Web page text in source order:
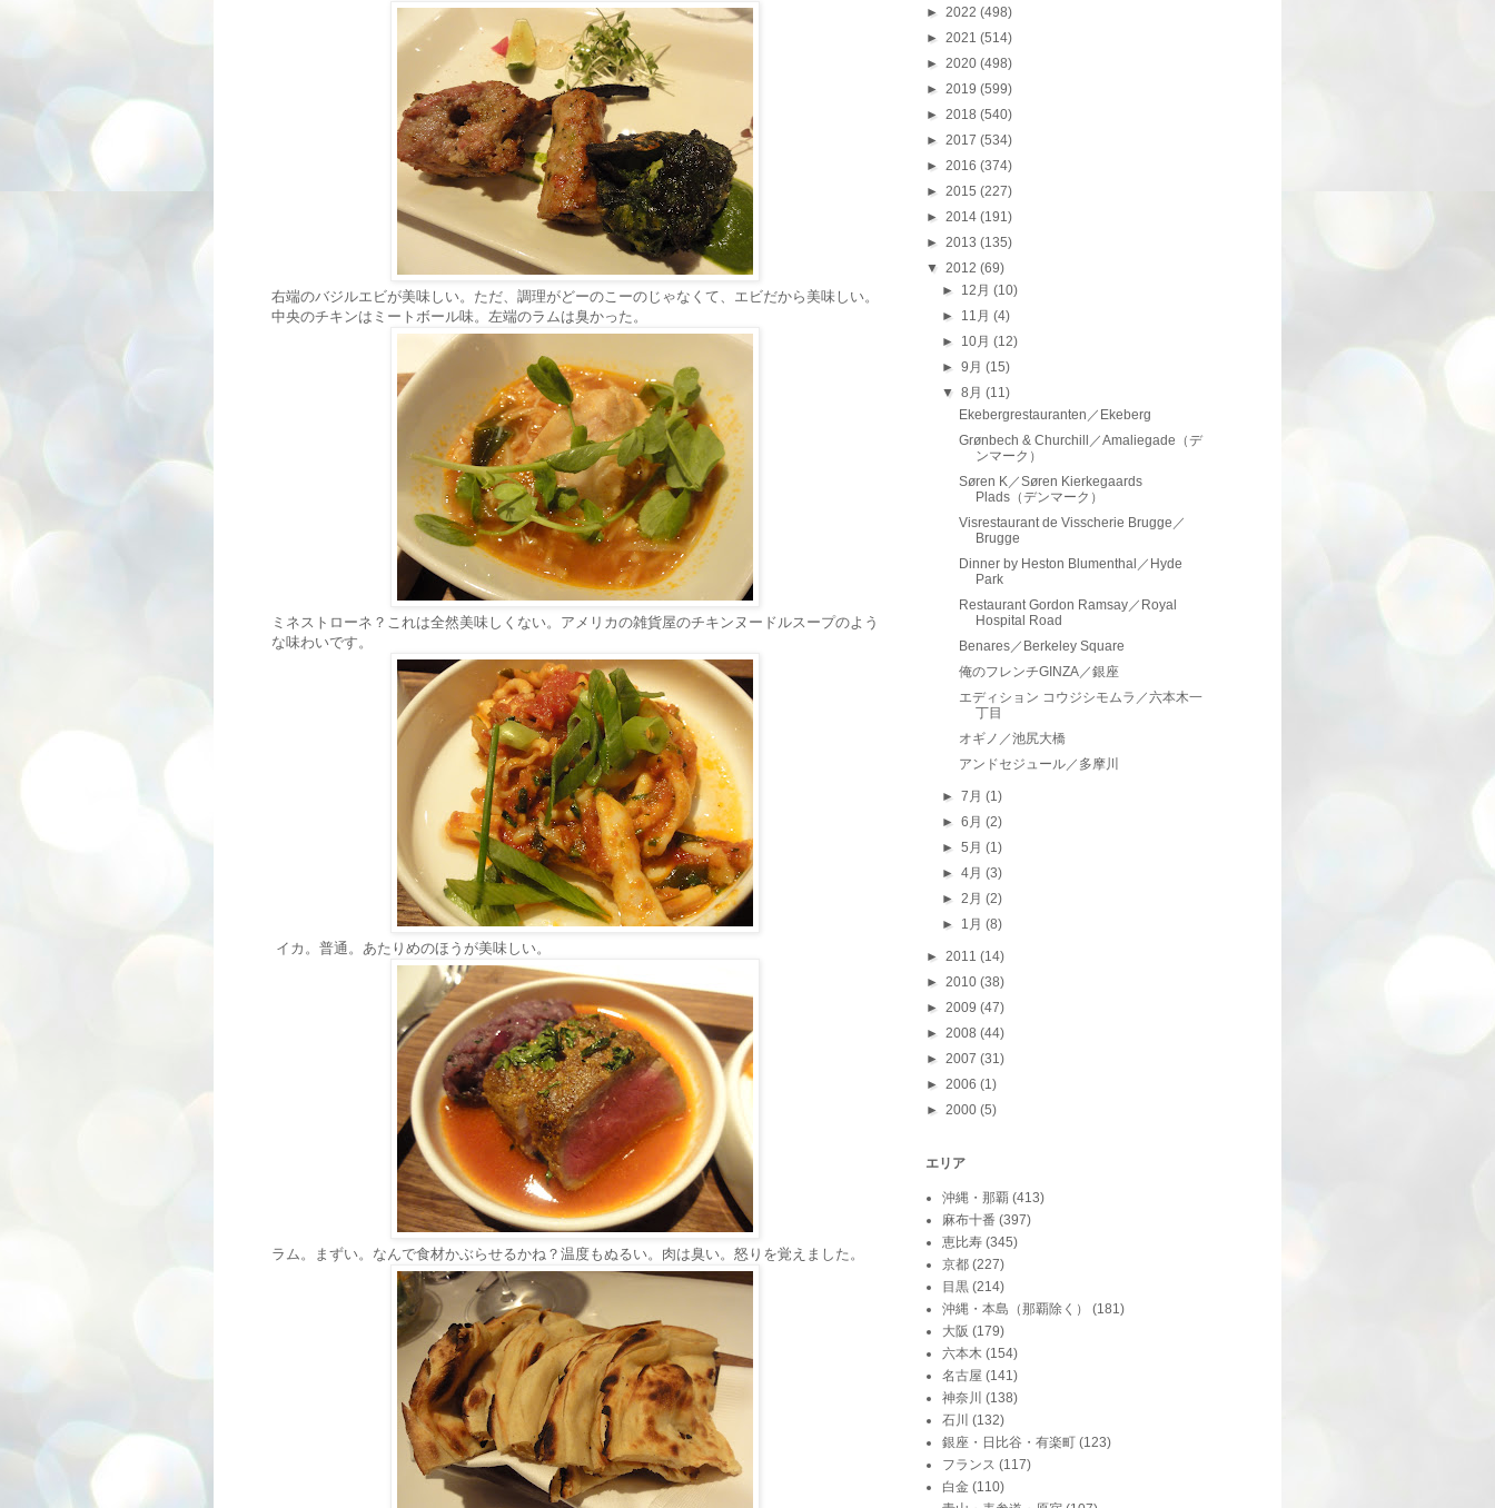
右端のバジルエビが美味しい。ただ、調理がどーのこーのじゃなくて、エビだから美味しい。
中央のチキンはミートボール味。左端のラムは臭かった。
ミネストローネ？これは全然美味しくない。アメリカの雑貨屋のチキンヌードルスープのよう
な味わいです。
イカ。普通。あたりめのほうが美味しい。
ラム。まずい。なんで食材かぶらせるかね？温度もぬるい。肉は臭い。怒りを覚えました。
► 2022 (498)
► 2021 (514)
► 2020 (498)
► 2019 (599)
► 2018 (540)
► 2017 (534)
► 2016 (374)
► 2015 (227)
► 2014 (191)
► 2013 (135)
▼ 2012 (69)
► 12月(10)
► 11月(4)
► 10月(12)
►9月(15)
▼8月(11)
Ekebergrestauranten／Ekeberg
Grønbech & Churchill／Amaliegade（デ
ンマーク）
Søren K／Søren Kierkegaards
Plads（デンマーク）
Visrestaurant de Visscherie Brugge／
Brugge
Dinner by Heston Blumenthal／Hyde
Park
Restaurant Gordon Ramsay／Royal
Hospital Road
Benares／Berkeley Square
俺のフレンチGINZA／銀座
エディション コウジシモムラ／六本木一
丁目
オギノ／池尻大橋
アンドセジュール／多摩川
►7月(1)
►6月(2)
►5月(1)
►4月(3)
►2月(2)
► 1月(8)
► 2011 (14)
► 2010 (38)
► 2009 (47)
► 2008 (44)
► 2007 (31)
► 2006 (1)
► 2000 (5)
エリア
沖縄・那覇 (413)
麻布十番 (397)
恵比寿 (345)
京都 (227)
目黒 (214)
沖縄・本島（那覇除く）
(181)
大阪 (179)
六本木 (154)
名古屋 (141)
神奈川 (138)
石川 (132)
銀座・日比谷・有楽町 (123)
フランス (117)
白金 (110)